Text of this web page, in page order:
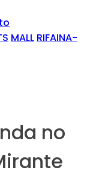
MALL RIFAINA-
no